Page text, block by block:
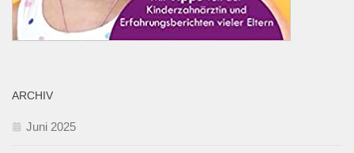
ARCHIV
Juni 2025